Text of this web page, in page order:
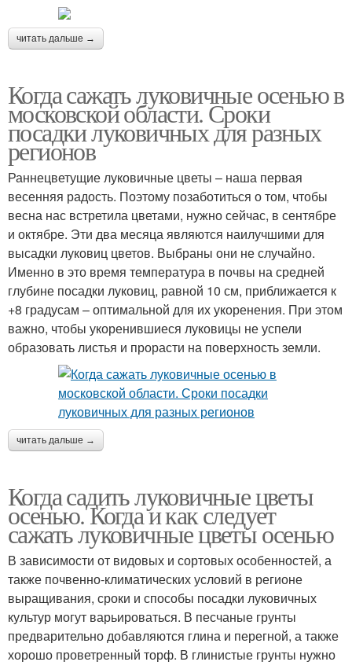
читать дальше →
Когда сажать луковичные осенью в
московской области. Сроки
посадки луковичных для разных
регионов
Раннецветущие луковичные цветы – наша первая
весенняя радость. Поэтому позаботиться о том, чтобы
весна нас встретила цветами, нужно сейчас, в сентябре
и октябре. Эти два месяца являются наилучшими для
высадки луковиц цветов. Выбраны они не случайно.
Именно в это время температура в почвы на средней
глубине посадки луковиц, равной 10 см, приближается к
+8 градусам – оптимальной для их укоренения. При этом
важно, чтобы укоренившиеся луковицы не успели
образовать листья и прорасти на поверхность земли.
читать дальше →
Когда садить луковичные цветы
осенью. Когда и как следует
сажать луковичные цветы осенью
В зависимости от видовых и сортовых особенностей, а
также почвенно-климатических условий в регионе
выращивания, сроки и способы посадки луковичных
культур могут варьироваться. В песчаные грунты
предварительно добавляются глина и перегной, а также
хорошо проветренный торф. В глинистые грунты нужно